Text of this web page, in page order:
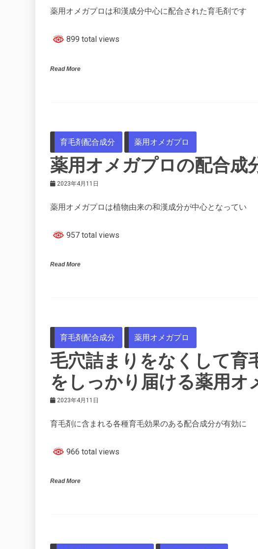
薬用オメガプロは和漢成分中心に配合された育毛剤です
899 total views
Read More
育毛剤配合成分 薬用オメガプロ
薬用オメガプロの配合成
2023年4月11日
薬用オメガプロは植物由来の和漢成分が中心となってい
957 total views
Read More
育毛剤配合成分 薬用オメガプロ
毛穴詰まりをなくして育
をしっかり届ける薬用オ
2023年4月11日
育毛剤に含まれる各種育毛効果のある配合成分が有効に
966 total views
Read More